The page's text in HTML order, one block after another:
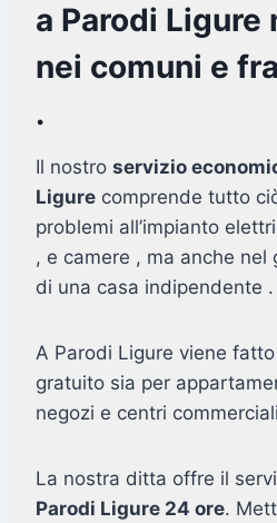
a Parodi Ligure
nei comuni e
.
Il nostro servizio
Ligure comprende tutto
problemi all’impianto
, e camere , ma anche
di una casa indipendente .
A Parodi Ligure viene
gratuito sia per
negozi e centri
La nostra ditta offre il
Parodi Ligure 24 ore.